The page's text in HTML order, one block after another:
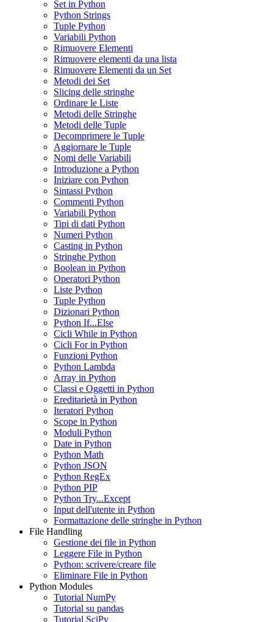
Set in Python
Python Strings
Tuple Python
Variabili Python
Rimuovere Elementi
Rimuovere elementi da una lista
Rimuovere Elementi da un Set
Metodi dei Set
Slicing delle stringhe
Ordinare le Liste
Metodi delle Stringhe
Metodi delle Tuple
Decomprimere le Tuple
Aggiornare le Tuple
Nomi delle Variabili
Introduzione a Python
Iniziare con Python
Sintassi Python
Commenti Python
Variabili Python
Tipi di dati Python
Numeri Python
Casting in Python
Stringhe Python
Boolean in Python
Operatori Python
Liste Python
Tuple Python
Dizionari Python
Python If...Else
Cicli While in Python
Cicli For in Python
Funzioni Python
Python Lambda
Array in Python
Classi e Oggetti in Python
Ereditarietà in Python
Iteratori Python
Scope in Python
Moduli Python
Date in Python
Python Math
Python JSON
Python RegEx
Python PIP
Python Try...Except
Input dell'utente in Python
Formattazione delle stringhe in Python
File Handling
Gestione dei file in Python
Leggere File in Python
Python: scrivere/creare file
Eliminare File in Python
Python Modules
Tutorial NumPy
Tutorial su pandas
Tutorial SciPy